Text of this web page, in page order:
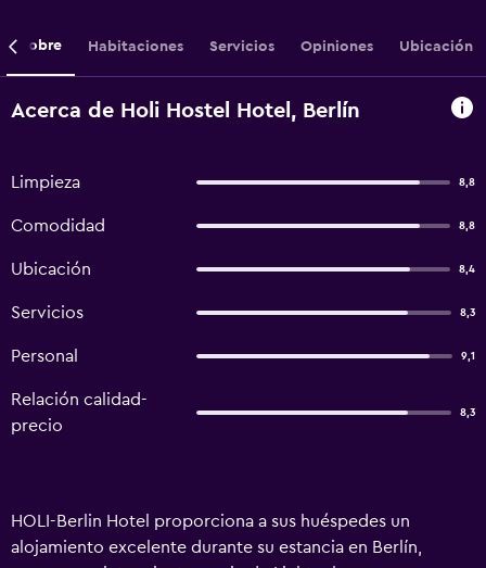
Sobre Habitaciones Servicios Opiniones Ubicación
Acerca de Holi Hostel Hotel, Berlín
Limpieza 8,8
Comodidad 8,8
Ubicación 8,4
Servicios 8,3
Personal 9,1
Relación calidad-
precio
8,3
HOLI-Berlin Hotel proporciona a sus huéspedes un
alojamiento excelente durante su estancia en Berlín,